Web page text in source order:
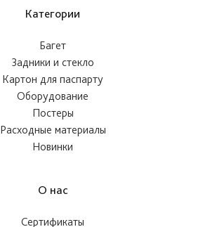
Категории
Багет
Задники и стекло
Картон для паспарту
Оборудование
Постеры
Расходные материалы
Новинки
О нас
Сертификаты